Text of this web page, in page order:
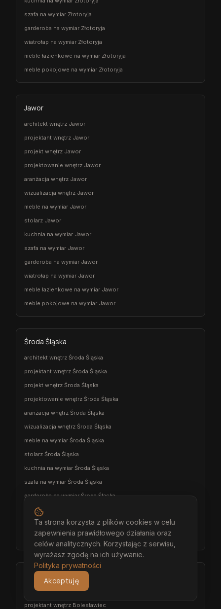
szafa na wymiar Złotoryja
garderoba na wymiar Złotoryja
wiatrołap na wymiar Złotoryja
meble łazienkowe na wymiar Złotoryja
meble pokojowe na wymiar Złotoryja
Jawor
architekt wnętrz Jawor
projektant wnętrz Jawor
projekt wnętrz Jawor
projektowanie wnętrz Jawor
aranżacja wnętrz Jawor
wizualizacja wnętrz Jawor
meble na wymiar Jawor
stolarz Jawor
kuchnia na wymiar Jawor
szafa na wymiar Jawor
garderoba na wymiar Jawor
wiatrołap na wymiar Jawor
meble łazienkowe na wymiar Jawor
meble pokojowe na wymiar Jawor
Środa Śląska
architekt wnętrz Środa Śląska
projektant wnętrz Środa Śląska
projekt wnętrz Środa Śląska
projektowanie wnętrz Środa Śląska
aranżacja wnętrz Środa Śląska
wizualizacja wnętrz Środa Śląska
meble na wymiar Środa Śląska
stolarz Środa Śląska
kuchnia na wymiar Środa Śląska
szafa na wymiar Środa Śląska
garderoba na wymiar Środa Śląska
wiatrołap na wymiar Środa Śląska
meble łazienkowe na wymiar Środa Śląska
meble pokojowe na wymiar Środa Śląska
Bolesławiec
architekt wnętrz Bolesławiec
projektant wnętrz Bolesławiec
Ta strona korzysta z plików cookies w celu
zapewnienia prawidłowego działania oraz
celów analitycznych. Korzystając z serwisu,
wyrażasz zgodę na ich używanie.
Polityka prywatności
Akceptuję